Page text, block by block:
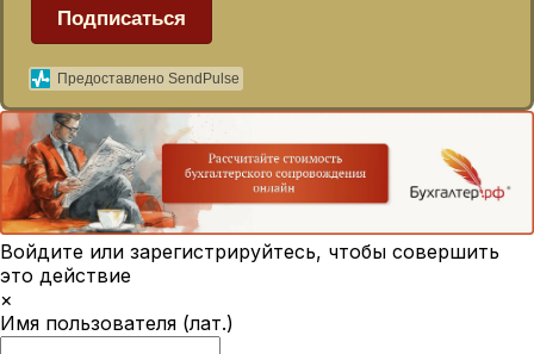
Подписаться
Предоставлено SendPulse
Войдите или зарегистрируйтесь, чтобы совершить
это действие
×
Имя пользователя (лат.)